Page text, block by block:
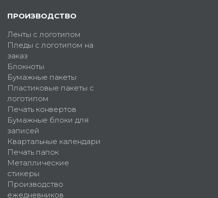
ПРОИЗВОДСТВО
Ленты с логотипом
Пледы с логотипом на
заказ
Блокноты
Бумажные пакеты
Пластиковые пакеты с
логотипом
Печать конвертов
Бумажные блоки для
записей
Квартальные календари
Печать папок
Металлические
стикеры
Производство
ежедневников